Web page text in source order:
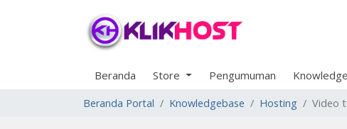
Beranda Store Pengumuman
Beranda Portal Knowledgebase Hosting Video